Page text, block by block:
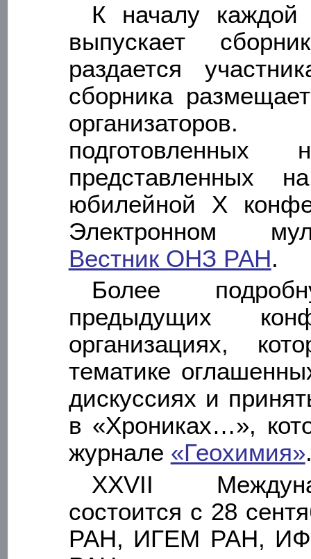
К началу
выпускает
раздается
сборника
юбилейной X
Электронном
Вестник ОНЗ РАН.
Более
предыдущих
организациях,
тематике
дискуссиях и
в «Хрониках…»,
журнале «Геохимия»
XХVII
состоится с 28
РАН, ИГЕМ РАН,